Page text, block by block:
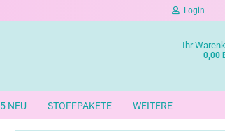
Login
Ihr
0,00
NEU STOFFPAKETE WEITERE